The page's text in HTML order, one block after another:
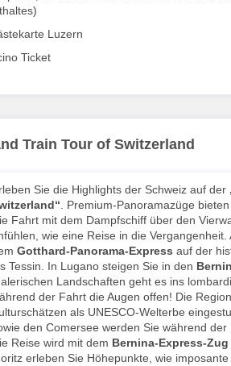
Luzern
Ticket
Train Tour of Switzerland
Sie die Highlights der Schweiz auf der
. Premium-Panoramazüge
Fahrt mit dem Dampfschiff über den
wie eine Reise in die
Gotthard-Panorama-Express auf der
Tessin. In Lugano steigen Sie in den
Landschaften geht es ins
der Fahrt die Augen offen! Die
als UNESCO-Welterbe
den Comersee werden Sie während
Reise wird mit dem Bernina-Express-Zug
erleben Sie Höhepunkte, wie